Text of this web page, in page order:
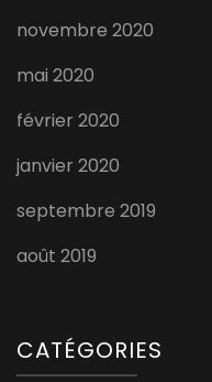
novembre 2020
mai 2020
février 2020
janvier 2020
septembre 2019
août 2019
CATÉGORIES